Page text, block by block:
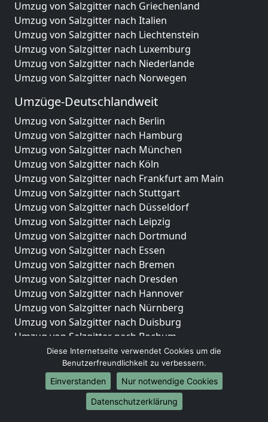
Umzug von Salzgitter nach Griechenland
Umzug von Salzgitter nach Italien
Umzug von Salzgitter nach Liechtenstein
Umzug von Salzgitter nach Luxemburg
Umzug von Salzgitter nach Niederlande
Umzug von Salzgitter nach Norwegen
Umzüge-Deutschlandweit
Umzug von Salzgitter nach Berlin
Umzug von Salzgitter nach Hamburg
Umzug von Salzgitter nach München
Umzug von Salzgitter nach Köln
Umzug von Salzgitter nach Frankfurt am Main
Umzug von Salzgitter nach Stuttgart
Umzug von Salzgitter nach Düsseldorf
Umzug von Salzgitter nach Leipzig
Umzug von Salzgitter nach Dortmund
Umzug von Salzgitter nach Essen
Umzug von Salzgitter nach Bremen
Umzug von Salzgitter nach Dresden
Umzug von Salzgitter nach Hannover
Umzug von Salzgitter nach Nürnberg
Umzug von Salzgitter nach Duisburg
Umzug von Salzgitter nach Bochum
Umzug von Salzgitter nach Wuppertal
Umzug von Salzgitter nach Bielefeld
Umzug von Salzgitter nach Bonn
Umzug von Salzgitter nach Münster
Diese Internetseite verwendet Cookies um die
Benutzerfreundlichkeit zu verbessern.
Einverstanden
Nur notwendige Cookies
Datenschutzerklärung